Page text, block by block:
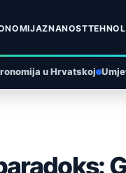
ZNANOST
u Hrvatskoj